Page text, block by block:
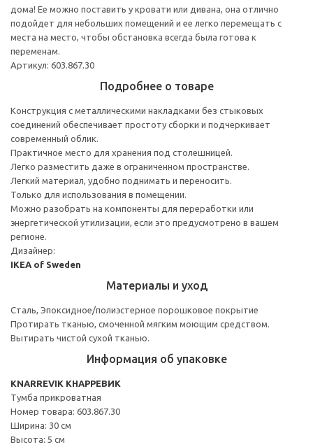
дома! Ее можно поставить у кровати или дивана, она отлично
подойдет для небольших помещений и ее легко перемещать с
места на место, чтобы обстановка всегда была готова к
переменам.
Артикул: 603.867.30
Подробнее о товаре
Конструкция с металлическими накладками без стыковых
соединений обеспечивает простоту сборки и подчеркивает
современный облик.
Практичное место для хранения под столешницей.
Легко разместить даже в ограниченном пространстве.
Легкий материал, удобно поднимать и переносить.
Только для использования в помещении.
Можно разобрать на компоненты для переработки или
энергетической утилизации, если это предусмотрено в вашем
регионе.
Дизайнер:
IKEA of Sweden
Материалы и уход
Сталь, Эпоксидное/полиэстерное порошковое покрытие
Протирать тканью, смоченной мягким моющим средством.
Вытирать чистой сухой тканью.
Информация об упаковке
KNARREVIK КНАРРЕВИК
Тумба прикроватная
Номер товара: 603.867.30
Ширина: 30 см
Высота: 5 см